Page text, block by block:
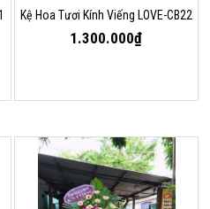
Kệ Hoa Tươi Kính Viếng LOVE-CB22
1.300.000₫